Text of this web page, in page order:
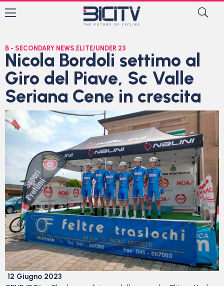
B - SECONDARY NEWS, ELITE/UNDER 23
Nicola Bordoli settimo al
Giro del Piave, Sc Valle
Seriana Cene in crescita
12 Giugno 2023